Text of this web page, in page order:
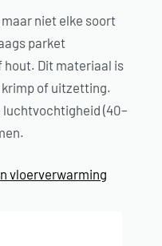
niet elke soort
parket
hout. Dit materiaal is
of uitzetting.
(40–
vloerverwarming